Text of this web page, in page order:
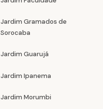
Jardim Gramados de
Sorocaba
Jardim Guarujá
Jardim Ipanema
Jardim Morumbi